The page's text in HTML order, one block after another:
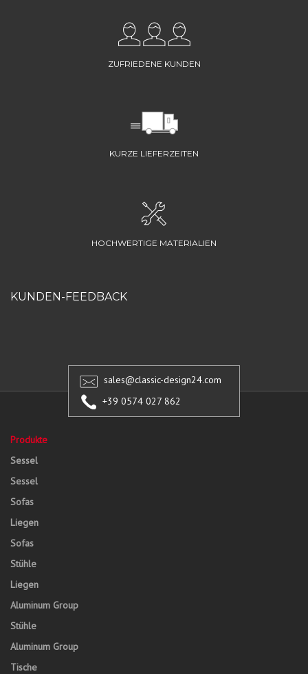
ZUFRIEDENE KUNDEN
KURZE LIEFERZEITEN
HOCHWERTIGE MATERIALIEN
KUNDEN-FEEDBACK
sales@classic-design24.com
+39 0574 027 862
Produkte
Sessel
Sessel
Sofas
Liegen
Sofas
Stühle
Liegen
Aluminum Group
Stühle
Aluminum Group
Tische